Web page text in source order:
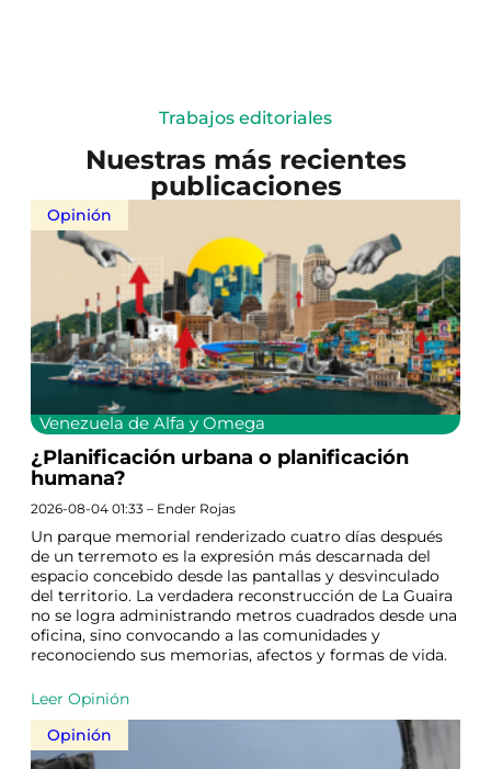
Trabajos editoriales
Nuestras más recientes
publicaciones
Opinión
Venezuela de Alfa y Omega
¿Planificación urbana o planificación
humana?
2026-08-04 01:33 – Ender Rojas
Un parque memorial renderizado cuatro días después
de un terremoto es la expresión más descarnada del
espacio concebido desde las pantallas y desvinculado
del territorio. La verdadera reconstrucción de La Guaira
no se logra administrando metros cuadrados desde una
oficina, sino convocando a las comunidades y
reconociendo sus memorias, afectos y formas de vida.
Leer Opinión
Opinión